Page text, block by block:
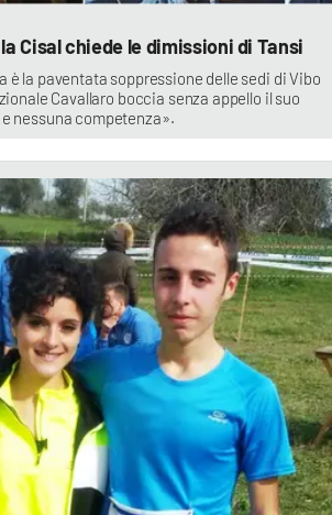
Cisal chiede le dimissioni di Tansi
è la paventata soppressione delle sedi di Vibo
Cavallaro boccia senza appello il suo
nessuna competenza».